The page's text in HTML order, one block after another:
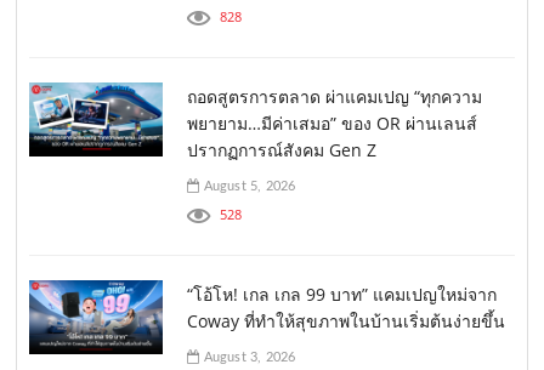
828
ถอดสูตรการตลาด ผ่าแคมเปญ “ทุกความ
พยายาม…มีค่าเสมอ” ของ OR ผ่านเลนส์
ปรากฏการณ์สังคม Gen Z
August 5, 2026
528
“โอ้โห! เกล เกล 99 บาท” แคมเปญใหม่จาก
Coway ที่ทำให้สุขภาพในบ้านเริ่มต้นง่ายขึ้น
August 3, 2026